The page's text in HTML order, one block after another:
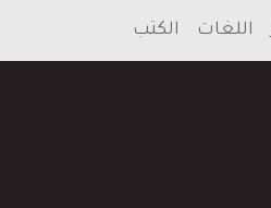
اللغات الكتب